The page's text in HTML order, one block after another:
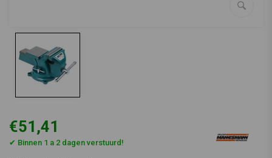
€51,41
✔ Binnen 1 a 2 dagen verstuurd!